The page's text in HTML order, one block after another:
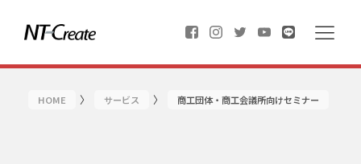
HOME 〉 サービス 〉 商工団体・商工会議所向けセミナー